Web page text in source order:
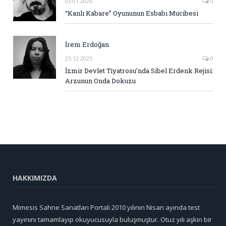
“Kanlı Kabare” Oyununun Esbabı Mucibesi
İrem Erdoğan
25.12.2025 0
İzmir Devlet Tiyatrosu’nda Sibel Erdenk Rejisi:
Arzunun Onda Dokuzu
HAKKIMIZDA
Mimesis Sahne Sanatları Portali 2010 yılının Nisan ayında test
yayınını tamamlayıp okuyucusuyla buluşmuştur. Otuz yılı aşkın bir